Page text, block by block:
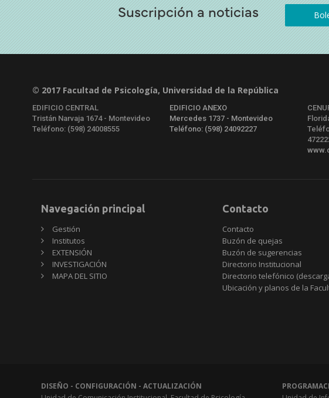
Suscripción a noticias
© 2017 Facultad de Psicología, Universidad de la República
EDIFICIO CENTRAL
Tristán Narvaja 1674 - Montevideo
Teléfono: (598) 24008555
EDIFICIO ANEXO
Mercedes 1737 - Montevideo
Teléfono: (598) 24092227
Navegación principal
Gestión
Institutos
EXTENSIÓN
INVESTIGACIÓN
MAPA DEL SITIO
Contacto
Contacto
Buzón de quejas
Buzón de sugerencias
Directorio Institucional
Directorio telefónico
Ubicación y planos de la
DISEÑO - CONFIGURACIÓN - ACTUALIZACIÓN